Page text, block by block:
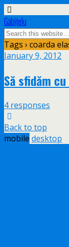
Găbiţelu
Tags › coarda
January 9, 2012
Să sfidăm
4 responses
Back to top
mobile desktop